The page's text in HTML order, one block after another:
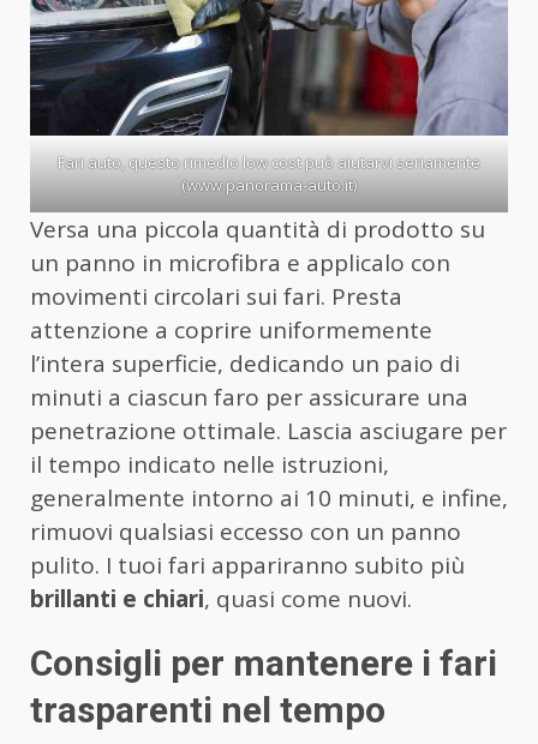
Fari auto, questo rimedio low cost può aiutarvi seriamente
(www.panorama-auto.it)
Versa una piccola quantità di prodotto su
un panno in microfibra e applicalo con
movimenti circolari sui fari. Presta
attenzione a coprire uniformemente
l’intera superficie, dedicando un paio di
minuti a ciascun faro per assicurare una
penetrazione ottimale. Lascia asciugare per
il tempo indicato nelle istruzioni,
generalmente intorno ai 10 minuti, e infine,
rimuovi qualsiasi eccesso con un panno
pulito. I tuoi fari appariranno subito più
brillanti e chiari, quasi come nuovi.
Consigli per mantenere i fari
trasparenti nel tempo